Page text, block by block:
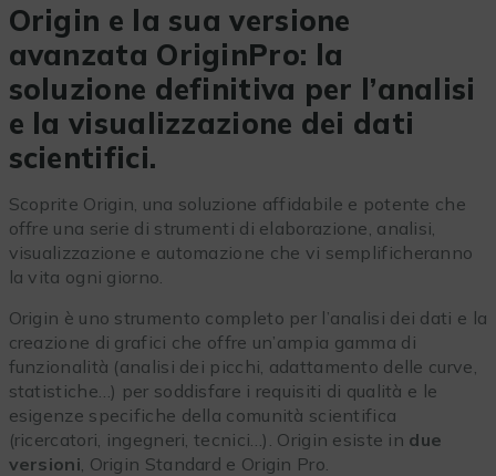
Origin e la sua versione
avanzata OriginPro: la
soluzione definitiva per l’analisi
e la visualizzazione dei dati
scientifici.
Scoprite Origin, una soluzione affidabile e potente che
offre una serie di strumenti di elaborazione, analisi,
visualizzazione e automazione che vi semplificheranno
la vita ogni giorno.
Origin è uno strumento completo per l’analisi dei dati e la
creazione di grafici che offre un’ampia gamma di
funzionalità (analisi dei picchi, adattamento delle curve,
statistiche…) per soddisfare i requisiti di qualità e le
esigenze specifiche della comunità scientifica
(ricercatori, ingegneri, tecnici…). Origin esiste in due
versioni , Origin Standard e Origin Pro.